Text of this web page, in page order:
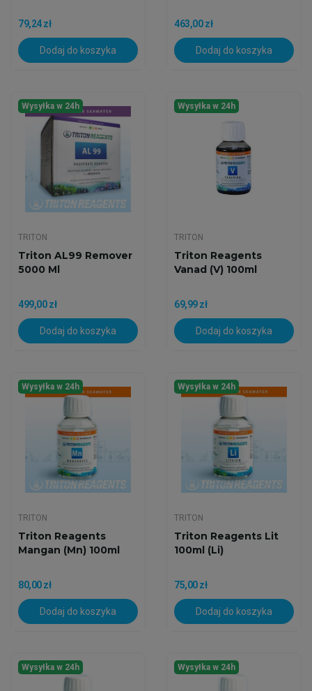
79,24 zł
Dodaj do koszyka
463,00 zł
Dodaj do koszyka
Wysyłka w 24h
TRITON
Triton AL99 Remover
5000 Ml
499,00 zł
Dodaj do koszyka
Wysyłka w 24h
TRITON
Triton Reagents
Vanad (V) 100ml
69,99 zł
Dodaj do koszyka
Wysyłka w 24h
TRITON
Triton Reagents
Mangan (Mn) 100ml
80,00 zł
Dodaj do koszyka
Wysyłka w 24h
TRITON
Triton Reagents Lit
100ml (Li)
75,00 zł
Dodaj do koszyka
Wysyłka w 24h Wysyłka w 24h